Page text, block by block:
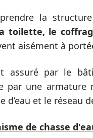
la
toilette, le
aisément à
assuré par le
par une armature
et le réseau
de chasse